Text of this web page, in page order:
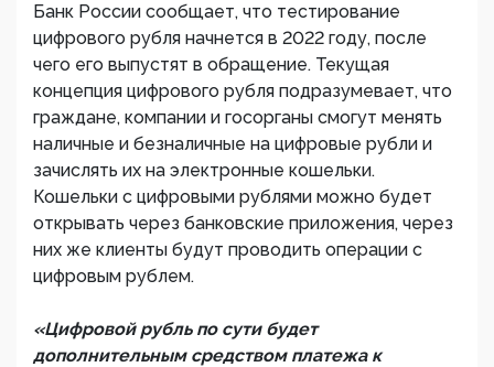
Банк России сообщает, что тестирование
цифрового рубля начнется в 2022 году, после
чего его выпустят в обращение. Текущая
концепция цифрового рубля подразумевает, что
граждане, компании и госорганы смогут менять
наличные и безналичные на цифровые рубли и
зачислять их на электронные кошельки.
Кошельки с цифровыми рублями можно будет
открывать через банковские приложения, через
них же клиенты будут проводить операции с
цифровым рублем.
«Цифровой рубль по сути будет
дополнительным средством платежа к